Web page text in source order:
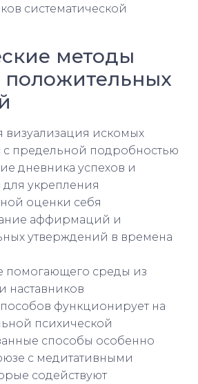
систематической
методы
положительных
визуализация искомых
с предельной подробностью
дневника успехов и
для укрепления
оценки себя
аффирмаций и
утверждений в времена
помогающего среды из
наставников
функционирует на
психической
способы особенно
с медитативными
содействуют